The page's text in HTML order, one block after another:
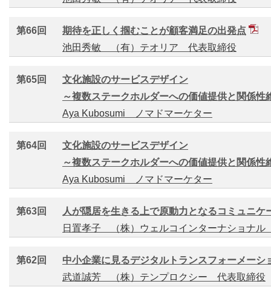
第66回
期待を正しく掴むことが顧客満足の出発点
池田秀敏 （有）テオリア 代表取締役
第65回
文化施設のサービスデザイン
～複数ステークホルダーへの価値提供と関係性
Aya Kubosumi ノマドマーケター
第64回
文化施設のサービスデザイン
～複数ステークホルダーへの価値提供と関係性
Aya Kubosumi ノマドマーケター
第63回
人が隠居を生きる上で原動力となるコミュニケ
日置孝子 （株）ウェルコインターナショナ
第62回
中小企業に見るデジタルトランスフォーメーシ
武道誠芳 （株）テンプロクシー 代表取締役